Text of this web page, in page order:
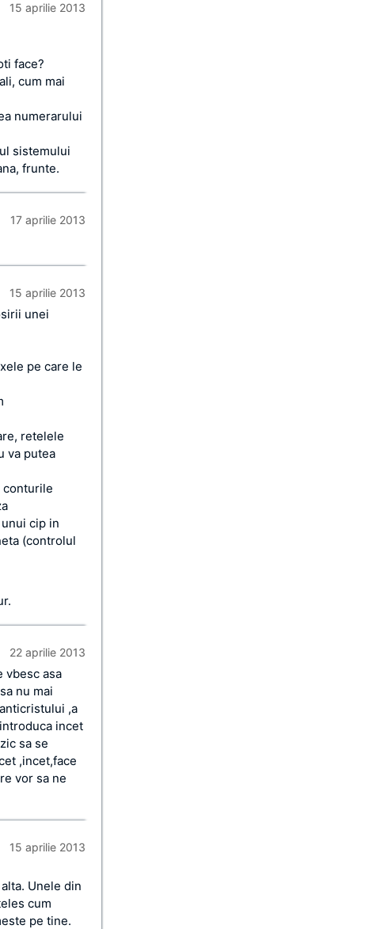
15 aprilie 2013
face?
cum mai
numerarului
sistemului
frunte.
17 aprilie 2013
15 aprilie 2013
unei
pe care le
retelele
va putea
conturile
cip in
(controlul
22 aprilie 2013
vbesc asa
nu mai
,a
incet
sa se
,incet,face
vor sa ne
15 aprilie 2013
Unele din
cum
pe tine.